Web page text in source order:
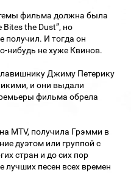
фильма должна была
the Dust”, но
получил. И тогда он
нибудь не хуже Квинов.
Джиму Петерику
и они выдали
фильма обрела
MTV, получила Грэмми в
дуэтом или группой с
стран и до сих пор
лучших песен всех времен